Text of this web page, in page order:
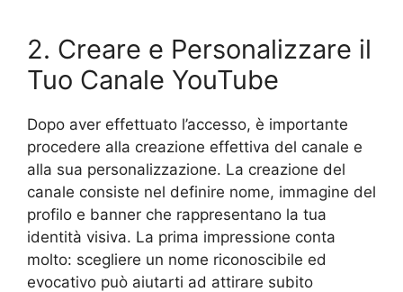
2. Creare e Personalizzare il
Tuo Canale YouTube
Dopo aver effettuato l’accesso, è importante
procedere alla creazione effettiva del canale e
alla sua personalizzazione. La creazione del
canale consiste nel definire nome, immagine del
profilo e banner che rappresentano la tua
identità visiva. La prima impressione conta
molto: scegliere un nome riconoscibile ed
evocativo può aiutarti ad attirare subito